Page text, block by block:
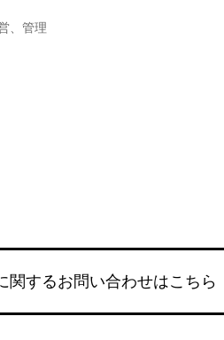
、管理
関するお問い合わせはこちら